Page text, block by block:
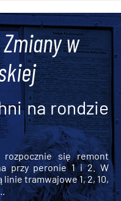
w
na rondzie
się remont
przy peronie 1 i 2. W
tramwajowe 1, 2, 10,